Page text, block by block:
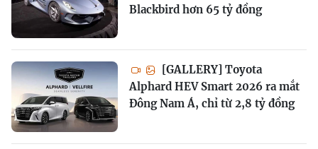
Blackbird hơn 65 tỷ đồng
[GALLERY] Toyota
Alphard HEV Smart 2026 ra mắt
Đông Nam Á, chỉ từ 2,8 tỷ đồng